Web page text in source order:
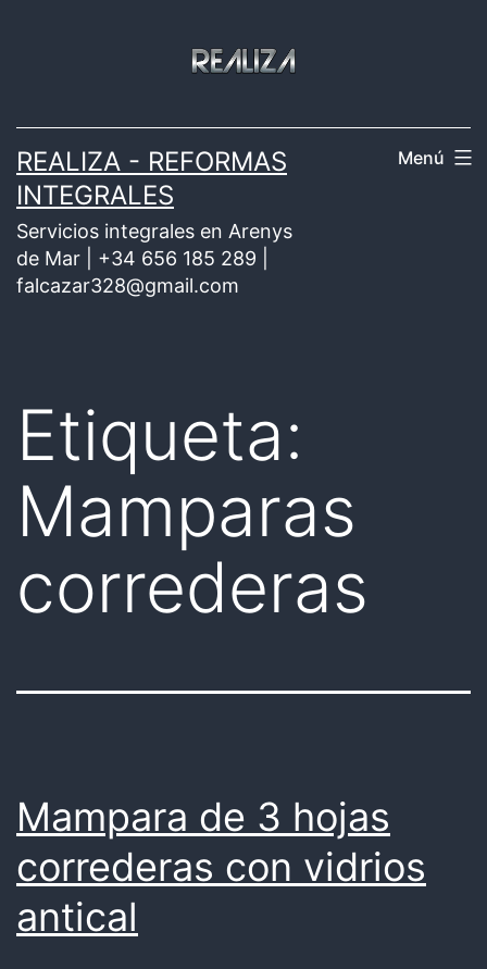
REALIZA - REFORMAS
INTEGRALES
Servicios integrales en Arenys
de Mar | +34 656 185 289 |
falcazar328@gmail.com
Menú
Etiqueta:
Mamparas
correderas
Mampara de 3 hojas
correderas con vidrios
antical